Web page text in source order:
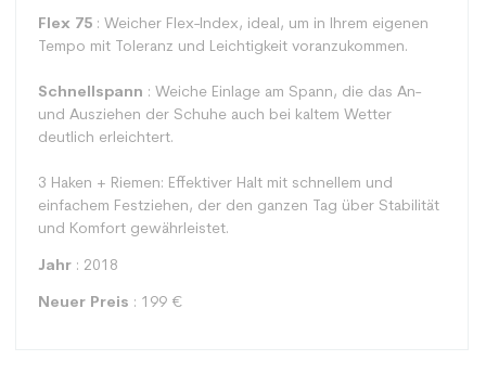
Flex 75 : Weicher Flex-Index, ideal, um in Ihrem eigenen
Tempo mit Toleranz und Leichtigkeit voranzukommen.
Schnellspann : Weiche Einlage am Spann, die das An-
und Ausziehen der Schuhe auch bei kaltem Wetter
deutlich erleichtert.
3 Haken + Riemen: Effektiver Halt mit schnellem und
einfachem Festziehen, der den ganzen Tag über Stabilität
und Komfort gewährleistet.
Jahr : 2018
Neuer Preis : 199 €